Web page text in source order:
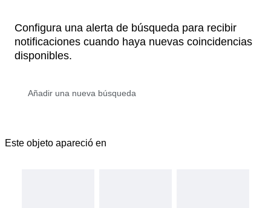
Configura una alerta de búsqueda para recibir
notificaciones cuando haya nuevas coincidencias
disponibles.
Este objeto apareció en